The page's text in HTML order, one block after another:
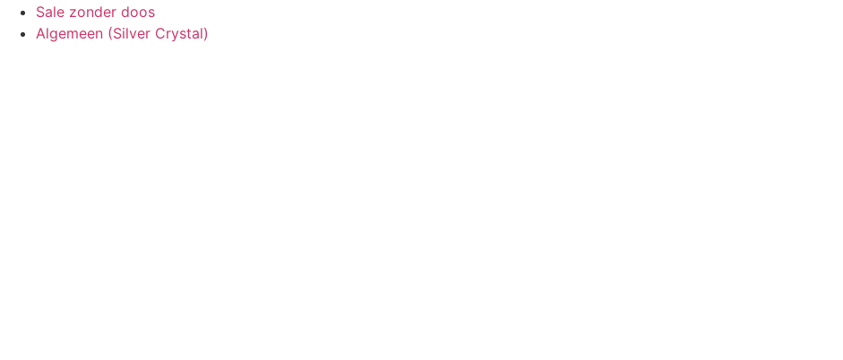
Sale zonder doos
Algemeen (Silver Crystal)